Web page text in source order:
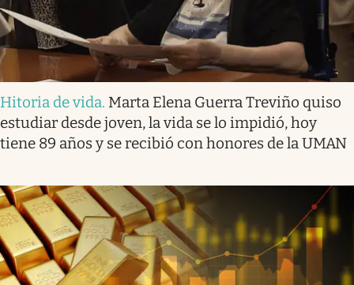
Hitoria de vida. Marta Elena Guerra Treviño quiso
estudiar desde joven, la vida se lo impidió, hoy
tiene 89 años y se recibió con honores de la UMAN